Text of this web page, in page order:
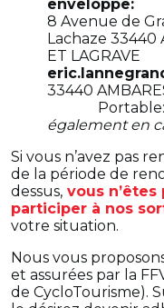
enveloppe:
8 Avenue de
Lachaze 33440
ET
33440
Portable:
également en
Si vous n’avez pas
de la période de
dessus, vous
participer à nos
votre situation.
Nous vous
et assurées par la
de CycloTourisme).